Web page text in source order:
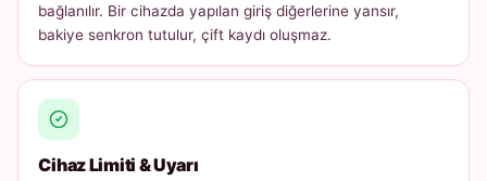
bağlanılır. Bir cihazda yapılan giriş diğerlerine yansır,
bakiye senkron tutulur, çift kaydı oluşmaz.
Cihaz Limiti & Uyarı